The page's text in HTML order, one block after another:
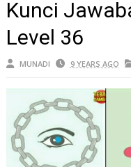
Kunci
Level 36
MUNADI 9 YEARS AGO